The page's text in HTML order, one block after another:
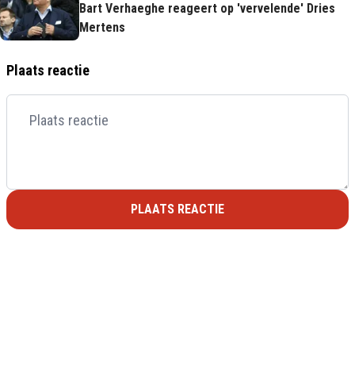
Bart Verhaeghe reageert op 'vervelende' Dries
Mertens
Plaats reactie
PLAATS REACTIE